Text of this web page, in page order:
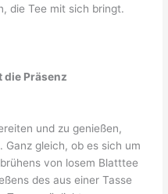
die Tee mit sich bringt.
die Präsenz
und zu genießen,
gleich, ob es sich um
von losem Blatttee
des aus einer Tasse